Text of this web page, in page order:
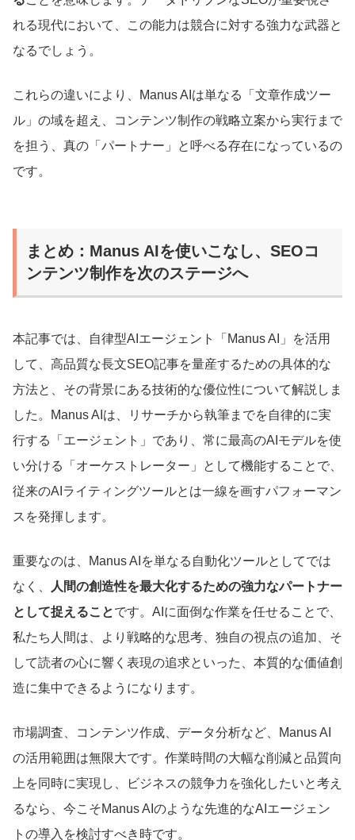
れる現代において、この能力は競合に対する強力な武器と
なるでしょう。
これらの違いにより、Manus AIは単なる「文章作成ツー
ル」の域を超え、コンテンツ制作の戦略立案から実行まで
を担う、真の「パートナー」と呼べる存在になっているの
です。
まとめ：Manus AIを使いこなし、SEOコ
ンテンツ制作を次のステージへ
本記事では、自律型AIエージェント「Manus AI」を活用
して、高品質な長文SEO記事を量産するための具体的な
方法と、その背景にある技術的な優位性について解説しま
した。Manus AIは、リサーチから執筆までを自律的に実
行する「エージェント」であり、常に最高のAIモデルを使
い分ける「オーケストレーター」として機能することで、
従来のAIライティングツールとは一線を画すパフォーマン
スを発揮します。
重要なのは、Manus AIを単なる自動化ツールとしてでは
なく、
人間の創造性を最大化するための強力なパートナー
として捉えることです。AIに面倒な作業を任せることで、
私たち人間は、より戦略的な思考、独自の視点の追加、そ
して読者の心に響く表現の追求といった、本質的な価値創
造に集中できるようになります。
市場調査、コンテンツ作成、データ分析など、Manus AI
の活用範囲は無限大です。作業時間の大幅な削減と品質向
上を同時に実現し、ビジネスの競争力を強化したいと考え
るなら、今こそManus AIのような先進的なAIエージェン
トの導入を検討すべき時です。